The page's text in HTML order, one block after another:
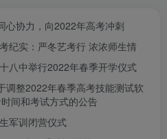
心协力，向2022年高考冲刺
纪实：严冬艺考行 浓浓师生情
八中举行2022年春季开学仪式
调整2022年春季高考技能测试软
间和考试方式的公告
军训闭营仪式